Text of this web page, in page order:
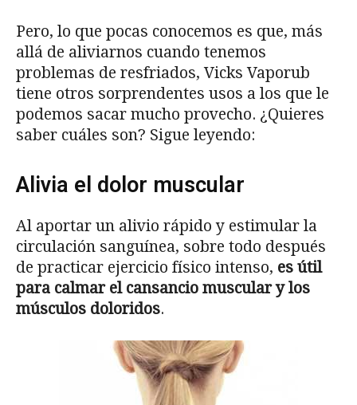
Pero, lo que pocas conocemos es que, más
allá de aliviarnos cuando tenemos
problemas de resfriados, Vicks Vaporub
tiene otros sorprendentes usos a los que le
podemos sacar mucho provecho. ¿Quieres
saber cuáles son? Sigue leyendo:
Alivia el dolor muscular
Al aportar un alivio rápido y estimular la
circulación sanguínea, sobre todo después
de practicar ejercicio físico intenso, es útil
para calmar el cansancio muscular y los
músculos doloridos.